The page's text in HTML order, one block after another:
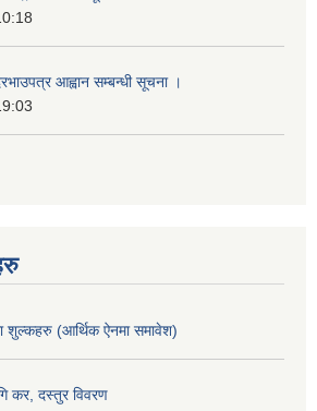
आह्वान सम्बन्धी सूचना ।
(आर्थिक ऐनमा समावेश)
कर, दस्तुर विवरण